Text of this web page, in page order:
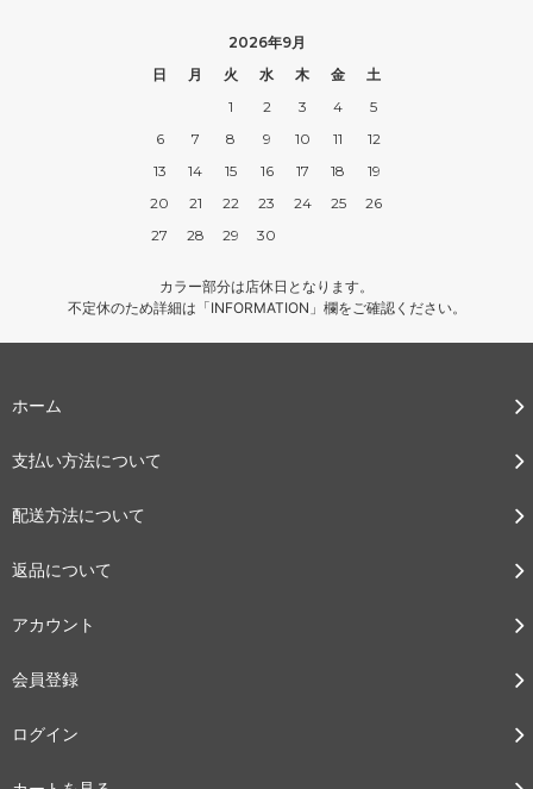
2026年9月
日
月 火 水 木 金
土
1
2 3 4
5
6
7 8 9 10 11
12
13
14 15 16 17 18
19
20
21 22 23 24 25
26
27
28 29 30
カラー部分は店休日となります。
不定休のため詳細は「INFORMATION」欄をご確認ください。
ホーム
支払い方法について
配送方法について
返品について
アカウント
会員登録
ログイン